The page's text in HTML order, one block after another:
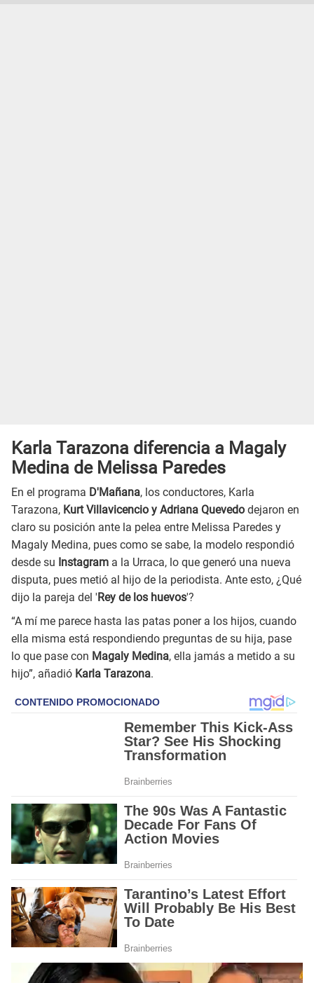
Karla Tarazona diferencia a Magaly
Medina de Melissa Paredes
En el programa D'Mañana, los conductores, Karla
Tarazona, Kurt Villavicencio y Adriana Quevedo dejaron en
claro su posición ante la pelea entre Melissa Paredes y
Magaly Medina, pues como se sabe, la modelo respondió
desde su Instagram a la Urraca, lo que generó una nueva
disputa, pues metió al hijo de la periodista. Ante esto, ¿Qué
dijo la pareja del 'Rey de los huevos'?
“A mí me parece hasta las patas poner a los hijos, cuando
ella misma está respondiendo preguntas de su hija, pase
lo que pase con Magaly Medina, ella jamás a metido a su
hijo”, añadió Karla Tarazona.